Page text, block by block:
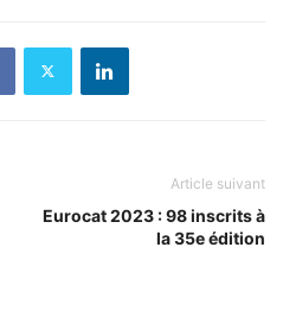
Article suivant
Eurocat 2023 : 98 inscrits à
la 35e édition